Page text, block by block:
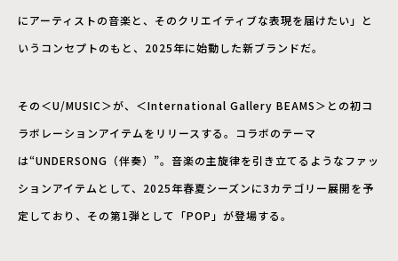
にアーティストの音楽と、そのクリエイティブな表現を届けたい」と
いうコンセプトのもと、2025年に始動した新ブランドだ。
その＜U/MUSIC＞が、＜International Gallery BEAMS＞との初コ
ラボレーションアイテムをリリースする。コラボのテーマ
は“UNDERSONG（伴奏）”。音楽の主旋律を引き立てるようなファッ
ションアイテムとして、2025年春夏シーズンに3カテゴリー展開を予
定しており、その第1弾として「POP」が登場する。